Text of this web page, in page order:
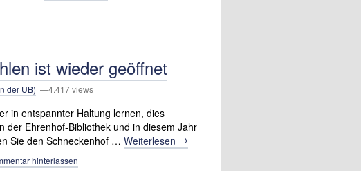
ist wieder geöffnet
der UB) —4.417 views
in entspannter Haltung lernen, dies
der Ehrenhof-Bibliothek und in diesem Jahr
Sie den Schneckenhof …Weiterlesen →
hinterlassen